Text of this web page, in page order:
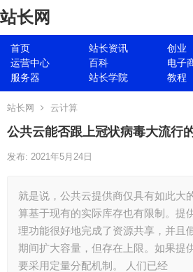
站长网
首页 站长资讯 创业
运营中心
百科 电子
服务器
站长学院 教程
站长网 云计算
公共云能否跟上冠状病毒大流行
发布: 2021年5月24日
就是说，公共云提供商仅具有如此大
算基于现有的实际库存也有限制。提
理功能很好地完成了资源共享，并且
期间扩大容量，但存在上限。如果提
要采用定量分配机制。 人们已经